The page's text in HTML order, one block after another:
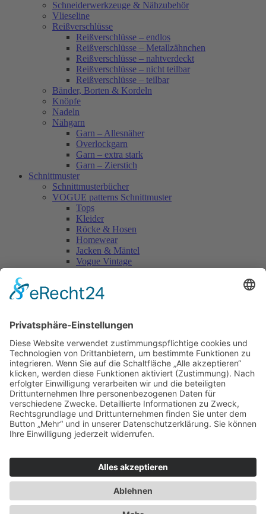
Schneiderwerkzeuge & Nähzubehör
Vlieseline
Reißverschlüsse
Reißverschlüsse – endlos
Reißverschlüsse – Metallzähnchen
Reißverschlüsse – nahtverdeckt
Reißverschlüsse – nicht teilbar
Reißverschlüsse – teilbar
Bänder, Borten & Kordeln
Knöpfe
Nadeln
Nähgarn
Garn – Allesnäher
Overlockgarn
Garn – extra stark
Garn – Zierstich
Schnittmuster
Schnittmusterbücher
VOGUE patterns Schnittmuster
Tops
Kleider
Röcke & Hosen
Homewear
Jacken & Mäntel
Vogue Vintage
Accessoires
Kleider
Homewear
Jacken & Mäntel
Curvy
Herren
Kids
Burda Fantasy
Accessoires & Deko
NEU im Shop
SALE
Suchen
Bitte mindestens 5 Buschstaben oder Zahlen eingeben!
Vertrag widerrufen